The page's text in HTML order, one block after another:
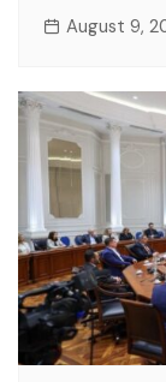
August 9,